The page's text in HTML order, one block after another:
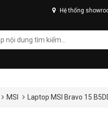
Hệ thống
MSI Laptop MSI Bravo 15